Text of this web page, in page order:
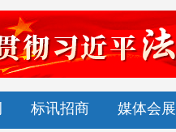
标讯招商 媒体会展